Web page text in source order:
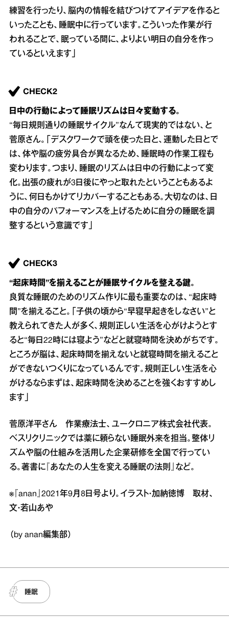
練習を行ったり、脳内の情報を結びつけてアイデアを作ると
いったことも、睡眠中に行っています。こういった作業が行
われることで、眠っている間に、よりよい明日の自分を作っ
ているといえます」
CHECK2
日中の行動によって睡眠リズムは日々変動する。
“毎日規則通りの睡眠サイクル”なんて現実的ではない、と
菅原さん。「デスクワークで頭を使った日と、運動した日とで
は、体や脳の疲労具合が異なるため、睡眠時の作業工程も
変わります。つまり、睡眠のリズムは日中の行動によって変
化。出張の疲れが3日後にやっと取れたということもあるよ
うに、何日もかけてリカバーすることもある。大切なのは、日
中の自分のパフォーマンスを上げるために自分の睡眠を調
整するという意識です」
CHECK3
“起床時間”を揃えることが睡眠サイクルを整える鍵。
良質な睡眠のためのリズム作りに最も重要なのは、“起床時
間”を揃えること。「子供の頃から“早寝早起きをしなさい”と
教えられてきた人が多く、規則正しい生活を心がけようとす
ると“毎日22時には寝よう”などと就寝時間を決めがちです。
ところが脳は、起床時間を揃えないと就寝時間を揃えること
ができないつくりになっているんです。規則正しい生活を心
がけるならまずは、起床時間を決めることを強くおすすめし
ます」
菅原洋平さん 作業療法士、ユークロニア株式会社代表。
ベスリクリニックでは薬に頼らない睡眠外来を担当。整体リ
ズムや脳の仕組みを活用した企業研修を全国で行ってい
る。著書に『あなたの人生を変える睡眠の法則』など。
※『anan』2021年9月8日号より。イラスト・加納徳博 取材、
文・若山あや
（by anan編集部）
睡眠